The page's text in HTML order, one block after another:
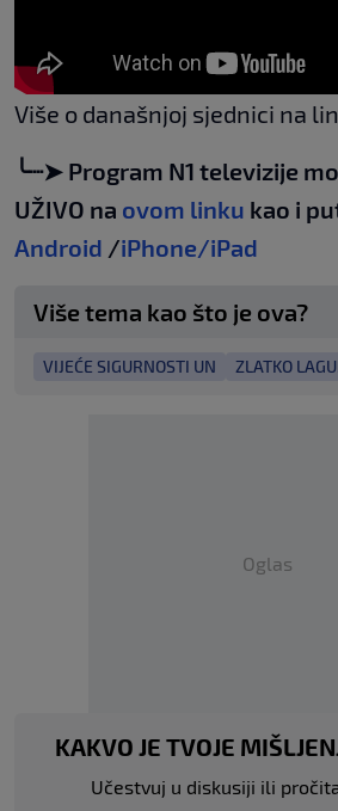
Više o današnjoj sjednici na
╰┈➤ Program N1 televizije
UŽIVO na ovom linku kao i
Android /iPhone/iPad
Više tema kao što je ova?
VIJEĆE SIGURNOSTI UN ZLATKO
Oglas
KAKVO JE TVOJE
Učestvuj u diskusiji ili